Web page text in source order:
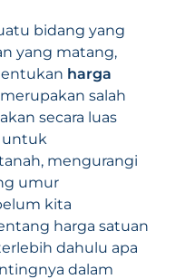
bidang yang
yang matang,
harga
salah
secara luas
untuk
mengurangi
umur
kita
harga satuan
dahulu apa
dalam